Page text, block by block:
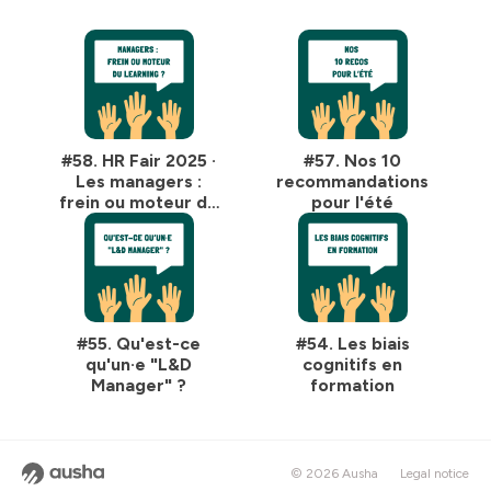
#58. HR Fair 2025 ·
Les managers :
frein ou moteur de
la transformation
learning ? ·
Discussion avec
Pierre Léman
#57. Nos 10
recommandations
pour l'été
#55. Qu'est-ce
qu'un·e "L&D
Manager" ?
#54. Les biais
cognitifs en
formation
© 2026 Ausha Legal notice